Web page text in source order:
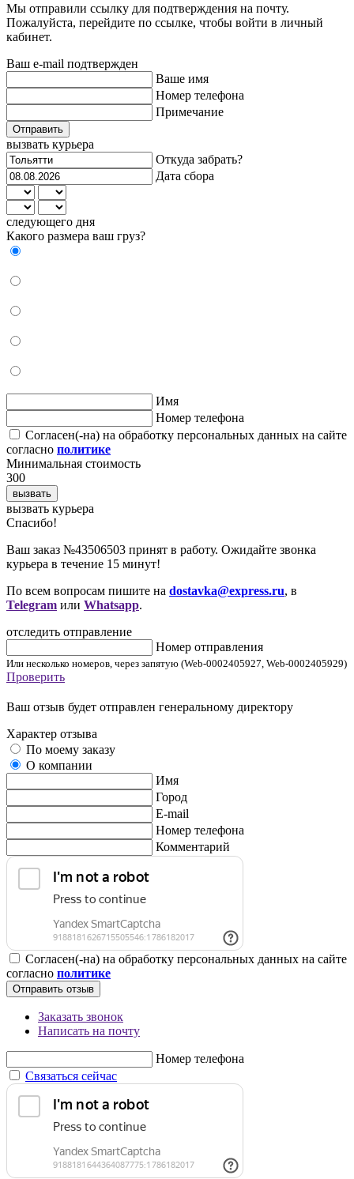
Мы отправили ссылку для подтверждения на почту.
Пожалуйста, перейдите по ссылке, чтобы войти в личный
кабинет.
Ваш e-mail подтвержден
Ваше имя
Номер телефона
Примечание
Отправить
вызвать курьера
Откуда забрать?
Дата сбора
следующего дня
Какого размера ваш груз?
Имя
Номер телефона
Согласен(-на) на обработку персональных данных на сайте
согласно политике
Минимальная стоимость
300
вызвать
вызвать курьера
Cпасибо!
Ваш заказ №43506503 принят в работу. Ожидайте звонка
курьера в течение 15 минут!
По всем вопросам пишите на dostavka@express.ru, в
Telegram или Whatsapp.
отследить отправление
Номер отправления
Или несколько номеров, через запятую (Web-0002405927, Web-0002405929)
Проверить
Ваш отзыв будет отправлен генеральному директору
Характер отзыва
По моему заказу
О компании
Имя
Город
E-mail
Номер телефона
Комментарий
Согласен(-на) на обработку персональных данных на сайте
согласно политике
Отправить отзыв
Заказать звонок
Написать на почту
Номер телефона
Связаться сейчас